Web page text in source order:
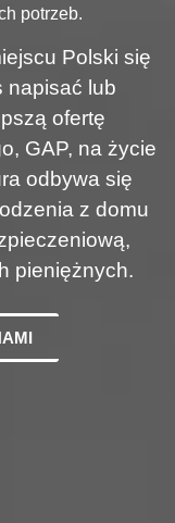
potrzeb.
Polski się
napisać lub
ofertę
GAP, na życie
odbywa się
z domu
pieniężnych.